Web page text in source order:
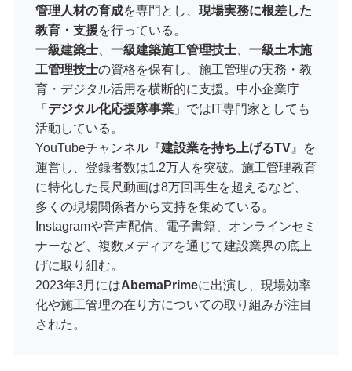
管理人材の育成を専門とし、 現場実務に根差した
教育・支援を行っている。
一級建築士、 一級建築施工管理技士、 一級土木施
工管理技士の資格を保有し、施工管理の実務・教
育・デジタル活用を横断的に支援。中小企業庁
「デジタル化応援隊事業」ではIT専門家としても
活動している。
YouTubeチャンネル『建設業を持ち上げるTV』を
運営し、登録者数は1.2万人を突破。施工管理教育
に特化した長尺動画は8万回再生を超えるなど、
多くの現場関係者から支持を集めている。
Instagramや音声配信、電子書籍、オンラインセミ
ナーなど、複数メディアを通じて建設業界の底上
げに取り組む。
2023年3月にはAbemaPrimeに出演し、現場効率
化や施工管理の在り方についての取り組みが注目
された。